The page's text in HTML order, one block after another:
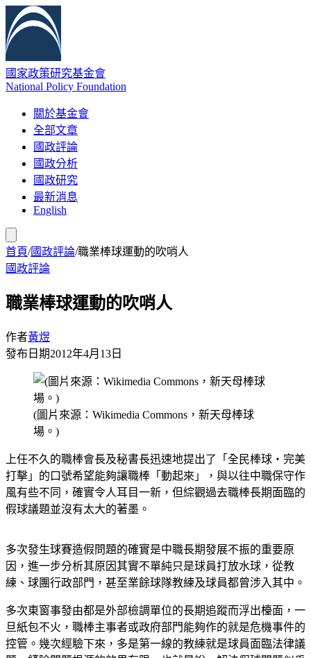
國家政策研究基金會
National Policy Foundation
關於基金會
全部文章
國政評論
國政分析
國政研究
最新消息
English
首頁/國政評論/職業棒球運動的吹哨人
國政評論
職業棒球運動的吹哨人
作者黃煜
發布日期2012年4月13日
(圖片來源：Wikimedia Commons，新天母棒球
場。)
上任不久的職棒會長及秘書長迅速地提出了「全民棒球‧完美
打擊」的口號希望能夠讓職棒「動起來」，與以往中職保守作
風有些不同，確實令人耳目一新，但綜觀過去職棒長期面臨的
假球議題並沒有太大的著墨。
多次發生球賽造假問題的確實是中職長期發展不振的重要原
因，進一步分析其原因其實不單純只是球員打放水球，從教
練、球團行政部門，甚至業餘球隊教練及球員都曾涉入其中。
多次東窗事發由都是外部檢調單位的長期追蹤而浮出檯面，一
旦紙包不火，職棒主事者或政府部門能夠作的就是危機事件的
控管。幾次經驗下來，多是第一線的教練就是球員面臨法律議